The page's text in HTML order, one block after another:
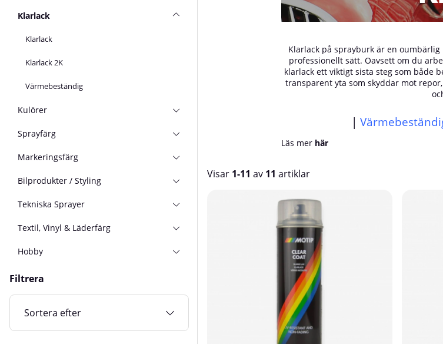
Klarlack
Klarlack
Klarlack 2K
Värmebeständig
Kulörer
Sprayfärg
Markeringsfärg
Bilprodukter / Styling
Tekniska Sprayer
Textil, Vinyl & Läderfärg
Hobby
Filtrera
Sortera efter
Klarlack på sprayburk är en
professionellt sätt. Oavsett om du
klarlack ett viktigt sista steg som både
transparent yta som skyddar mot
|
Läs mer här
Visar 1-11 av 11 artiklar